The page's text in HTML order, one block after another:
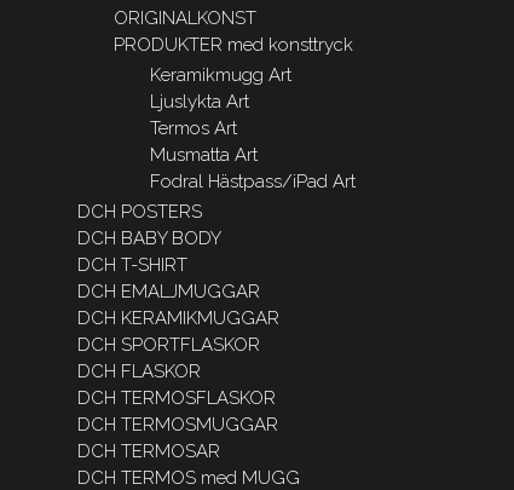
ORIGINALKONST
PRODUKTER med konsttryck
Keramikmugg Art
Ljuslykta Art
Termos Art
Musmatta Art
Fodral Hästpass/iPad Art
DCH POSTERS
DCH BABY BODY
DCH T-SHIRT
DCH EMALJMUGGAR
DCH KERAMIKMUGGAR
DCH SPORTFLASKOR
DCH FLASKOR
DCH TERMOSFLASKOR
DCH TERMOSMUGGAR
DCH TERMOSAR
DCH TERMOS med MUGG